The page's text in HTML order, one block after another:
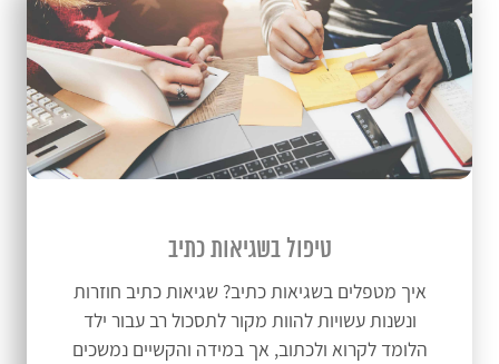
טיפול בשגיאות כתיב
איך מטפלים בשגיאות כתיב? שגיאות כתיב חוזרות
ונשנות עשויות להוות מקור לתסכול רב עבור ילד
הלומד לקרוא ולכתוב, אך במידה והקשיים נמשכים